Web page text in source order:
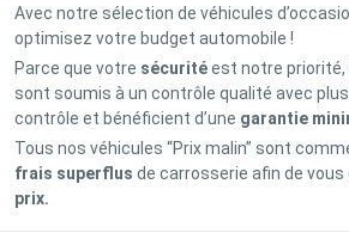
Avec notre sélection de véhicules
optimisez votre budget automobile !
Parce que votre sécuritéest notre
sont soumis à un contrôle qualité avec
contrôle et bénéficient d’une garantie
Tous nos véhicules “Prix malin” sont
frais superflus de carrosserie afin de vous
prix.